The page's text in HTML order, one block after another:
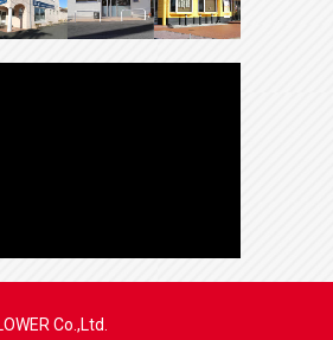
Co.,Ltd.